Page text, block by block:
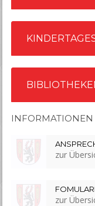
INFORMATIONEN
zur
zur